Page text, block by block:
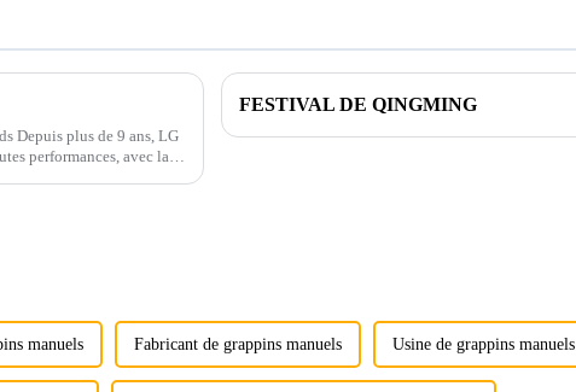
Depuis plus de 9 ans, LG
performances, avec la
FESTIVAL DE QINGMING
manuels Fabricant de grappins manuels Usine de grappins manuels